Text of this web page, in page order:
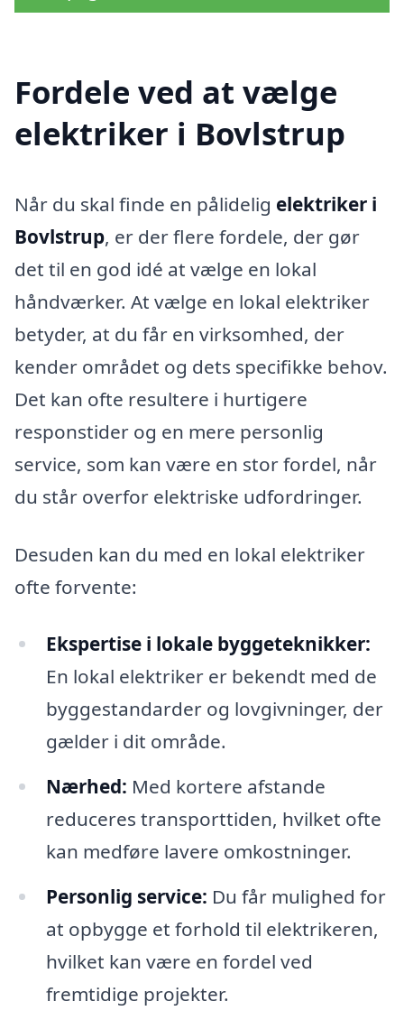
Fordele ved at vælge
elektriker i Bovlstrup
Når du skal finde en pålidelig elektriker i
Bovlstrup, er der flere fordele, der gør
det til en god idé at vælge en lokal
håndværker. At vælge en lokal elektriker
betyder, at du får en virksomhed, der
kender området og dets specifikke behov.
Det kan ofte resultere i hurtigere
responstider og en mere personlig
service, som kan være en stor fordel, når
du står overfor elektriske udfordringer.
Desuden kan du med en lokal elektriker
ofte forvente:
Ekspertise i lokale byggeteknikker:
En lokal elektriker er bekendt med de
byggestandarder og lovgivninger, der
gælder i dit område.
Nærhed: Med kortere afstande
reduceres transporttiden, hvilket ofte
kan medføre lavere omkostninger.
Personlig service: Du får mulighed for
at opbygge et forhold til elektrikeren,
hvilket kan være en fordel ved
fremtidige projekter.